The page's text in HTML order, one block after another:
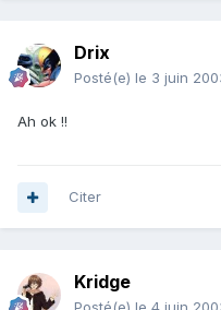
Drix
Posté(e) le 3 juin
Ah ok !!
Citer
Kridge